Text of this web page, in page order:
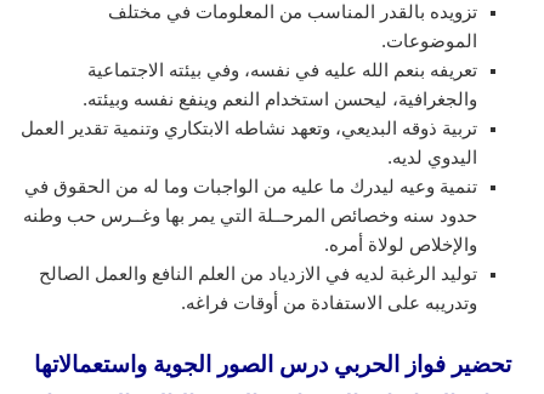
تزويده بالقدر المناسب من المعلومات في مختلف
الموضوعات.
تعريفه بنعم الله عليه في نفسه، وفي بيئته الاجتماعية
والجغرافية، ليحسن استخدام النعم وينفع نفسه وبيئته.
تربية ذوقه البديعي، وتعهد نشاطه الابتكاري وتنمية تقدير العمل
اليدوي لديه.
تنمية وعيه ليدرك ما عليه من الواجبات وما له من الحقوق في
حدود سنه وخصائص المرحــلة التي يمر بها وغــرس حب وطنه
والإخلاص لولاة أمره.
توليد الرغبة لديه في الازدياد من العلم النافع والعمل الصالح
وتدريبه على الاستفادة من أوقات فراغه.
تحضير فواز الحربي درس الصور الجوية واستعمالاتها